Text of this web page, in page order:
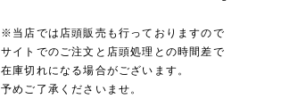
※当店では店頭販売も行っておりますので
サイトでのご注文と店頭処理との時間差で
在庫切れになる場合がございます。
予めご了承くださいませ。